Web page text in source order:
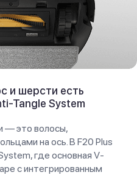
и шерсти есть
Tangle System
— это волосы,
на ось. В F20 Plus
где основная V-
с интегрированным